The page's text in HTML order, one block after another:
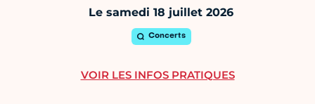
Le samedi 18 juillet 2026
Concerts
VOIR LES INFOS PRATIQUES